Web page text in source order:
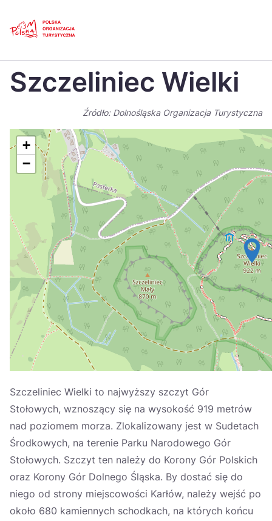
Polski
Español
Italiano
Nederlands 日本
Português
Suomi
Україна
Zamknij
Szczeliniec Wielki
Źródło: Dolnośląska Organizacja Turystyczna
+
−
Szczeliniec Wielki to najwyższy szczyt Gór
Stołowych, wznoszący się na wysokość 919 metrów
nad poziomem morza. Zlokalizowany jest w Sudetach
Środkowych, na terenie Parku Narodowego Gór
Stołowych. Szczyt ten należy do Korony Gór Polskich
oraz Korony Gór Dolnego Śląska. By dostać się do
niego od strony miejscowości Karłów, należy wejść po
około 680 kamiennych schodkach, na których końcu